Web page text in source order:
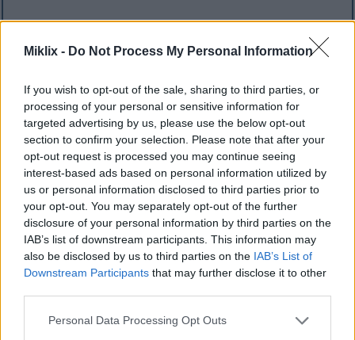
Miklix - Do Not Process My Personal Information
If you wish to opt-out of the sale, sharing to third parties, or
processing of your personal or sensitive information for
targeted advertising by us, please use the below opt-out
section to confirm your selection. Please note that after your
opt-out request is processed you may continue seeing
interest-based ads based on personal information utilized by
us or personal information disclosed to third parties prior to
your opt-out. You may separately opt-out of the further
disclosure of your personal information by third parties on the
IAB’s list of downstream participants. This information may
also be disclosed by us to third parties on the IAB’s List of
Downstream Participants that may further disclose it to other
Please note that this website/app uses one or more Google
Personal Data Processing Opt Outs
WebP(1.4 MB)
JPEG(4.1 MB)
非常に大きなサイズ(1,048,576 x 699,051)
まだアップロード中だ。）
画像説明
この高解像度の風景写真では、滑らかなクールトーン
のテーブルトップに置かれた素朴な木製のサービング
ボードに盛り付けられた、魅力的なレタスラップが写